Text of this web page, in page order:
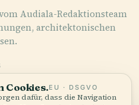
Audiala-Redaktionsteam
architektonischen
- History, Significance, and
Cookies.EU · DSGVO
dafür, dass die Navigation